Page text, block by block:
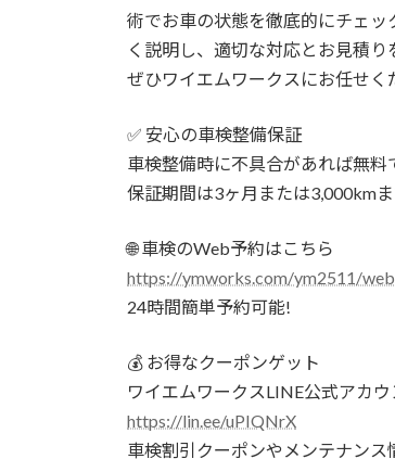
術でお車の状態を徹底的にチェ
く説明し、適切な対応とお見積
ぜひワイエムワークスにお任せく
✅ 安心の車検整備保証
車検整備時に不具合があれば無料
保証期間は3ヶ月または3,000kmま
🌐 車検のWeb予約はこちら
https://ymworks.com/ym2511/
24時間簡単予約可能!
💰 お得なクーポンゲット
ワイエムワークスLINE公式アカウ
https://lin.ee/uPIQNrX
車検割引クーポンやメンテナンス